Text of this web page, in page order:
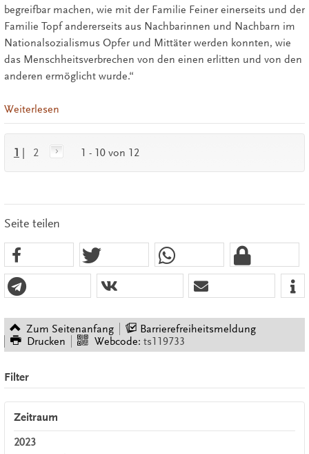
begreifbar machen, wie mit der Familie Feiner einerseits und der
Familie Topf andererseits aus Nachbarinnen und Nachbarn im
Nationalsozialismus Opfer und Mittäter werden konnten, wie
das Menschheitsverbrechen von den einen erlitten und von den
anderen ermöglicht wurde.“
Weiterlesen
1 2 1 - 10 von 12
Seite teilen
Zum Seitenanfang
Barrierefreiheitsmeldung
Drucken
Webcode: ts119733
Filter
Zeitraum
2023